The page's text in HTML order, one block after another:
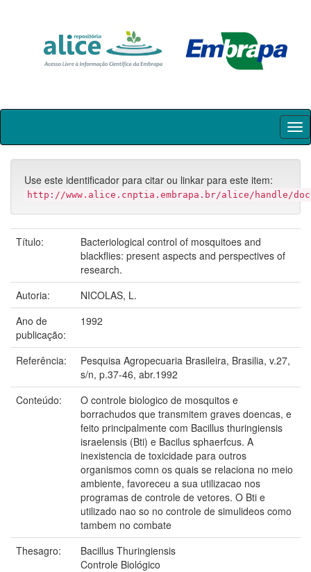
Skip
Use este identificador para citar ou linkar para este item:
http://www.alice.cnptia.embrapa.br/alice/handle/
Título:
Bacteriological control of mosquitoes and
blackflies: present aspects and perspectives of
research.
Autoria:
NICOLAS, L.
Ano de
publicação:
1992
Referência:
Pesquisa Agropecuaria Brasileira, Brasilia, v.27,
s/n, p.37-46, abr.1992
Conteúdo:
O controle biologico de mosquitos e
borrachudos que transmitem graves doencas, e
feito principalmente com Bacillus thuringiensis
israelensis (Bti) e Bacilus sphaerfcus. A
inexistencia de toxicidade para outros
organismos comn os quais se relaciona no meio
ambiente, favoreceu a sua utilizacao nos
programas de controle de vetores. O Bti e
utilizado nao so no controle de simulideos como
tambem no combate
Thesagro:
Bacillus Thuringiensis
Controle Biológico